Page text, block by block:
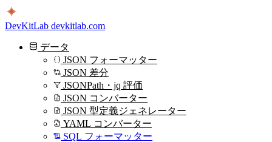
DevKitLab devkitlab.com
データ
JSON フォーマッター
JSON 差分
JSONPath・jq 評価
JSON コンバーター
JSON 型定義ジェネレーター
YAML コンバーター
SQL フォーマッター